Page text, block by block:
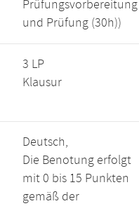
Prüfungsvorbereitung
und Prüfung (30h))
3 LP
Klausur
Deutsch,
Die Benotung erfolgt
mit 0 bis 15 Punkten
gemäß der